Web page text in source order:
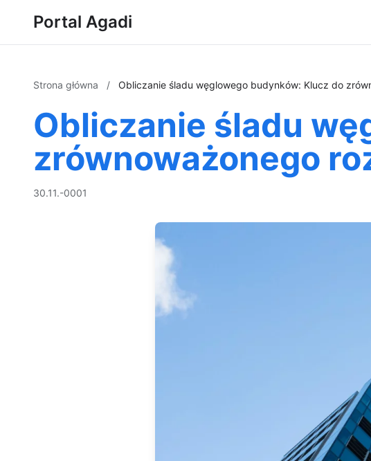
Portal Agadi
Strona główna / Obliczanie śladu węglowego budynków: Klucz do
Obliczanie śladu
zrównoważonego
30.11.-0001